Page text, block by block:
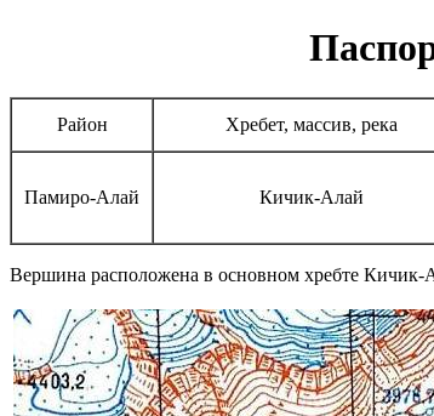
Район Хребет, массив, река
Памиро-Алай Кичик-Алай
Вершина расположена в основном хребте Кичик-